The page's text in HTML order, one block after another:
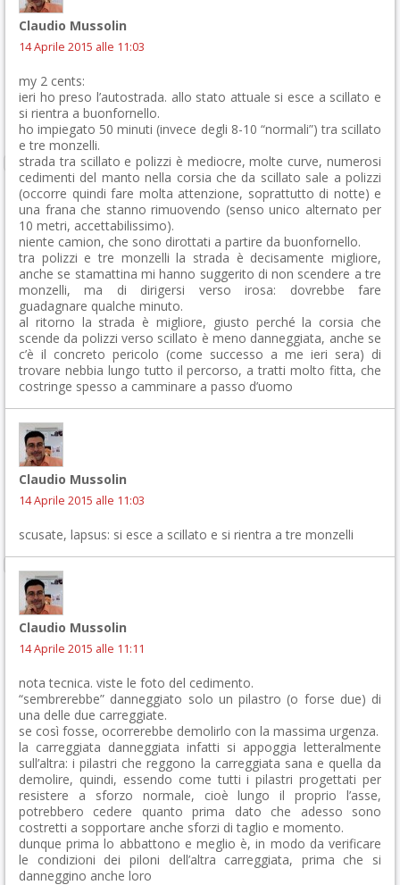
Claudio Mussolin
14 Aprile 2015 alle 11:03
my 2 cents:
ieri ho preso l’autostrada. allo stato attuale si esce a scillato e
si rientra a buonfornello.
ho impiegato 50 minuti (invece degli 8-10 “normali”) tra scillato
e tre monzelli.
strada tra scillato e polizzi è mediocre, molte curve, numerosi
cedimenti del manto nella corsia che da scillato sale a polizzi
(occorre quindi fare molta attenzione, soprattutto di notte) e
una frana che stanno rimuovendo (senso unico alternato per
10 metri, accettabilissimo).
niente camion, che sono dirottati a partire da buonfornello.
tra polizzi e tre monzelli la strada è decisamente migliore,
anche se stamattina mi hanno suggerito di non scendere a tre
monzelli, ma di dirigersi verso irosa: dovrebbe fare
guadagnare qualche minuto.
al ritorno la strada è migliore, giusto perché la corsia che
scende da polizzi verso scillato è meno danneggiata, anche se
c’è il concreto pericolo (come successo a me ieri sera) di
trovare nebbia lungo tutto il percorso, a tratti molto fitta, che
costringe spesso a camminare a passo d’uomo
Claudio Mussolin
14 Aprile 2015 alle 11:03
scusate, lapsus: si esce a scillato e si rientra a tre monzelli
Claudio Mussolin
14 Aprile 2015 alle 11:11
nota tecnica. viste le foto del cedimento.
“sembrerebbe” danneggiato solo un pilastro (o forse due) di
una delle due carreggiate.
se così fosse, ocorrerebbe demolirlo con la massima urgenza.
la carreggiata danneggiata infatti si appoggia letteralmente
sull’altra: i pilastri che reggono la carreggiata sana e quella da
demolire, quindi, essendo come tutti i pilastri progettati per
resistere a sforzo normale, cioè lungo il proprio l’asse,
potrebbero cedere quanto prima dato che adesso sono
costretti a sopportare anche sforzi di taglio e momento.
dunque prima lo abbattono e meglio è, in modo da verificare
le condizioni dei piloni dell’altra carreggiata, prima che si
danneggino anche loro